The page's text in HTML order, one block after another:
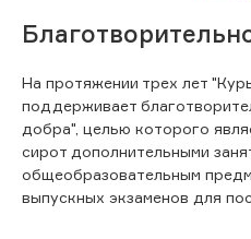
На протяжении трех лет
поддерживает
добра", целью которого
сирот дополнительными
общеобразовательным
выпускных экзаменов для